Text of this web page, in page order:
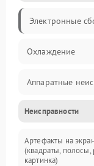
Электронные
Охлаждение
Аппаратные
Перегрев и
Видео
Неисправности
Артефакты на
(квадраты, полосы,
картинка)